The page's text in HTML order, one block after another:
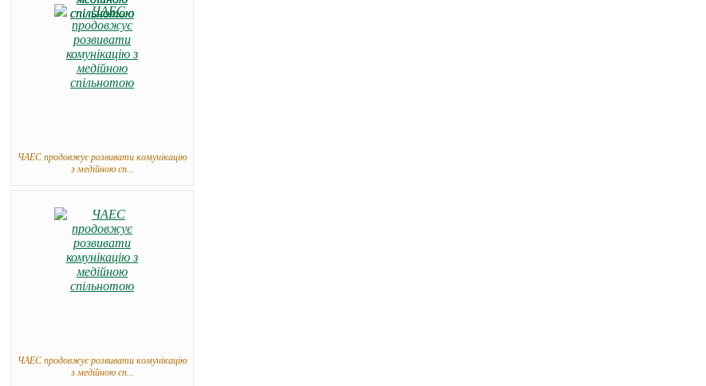
ЧАЕС продовжує розвивати комунікацію
з медійною сп...
ЧАЕС продовжує розвивати комунікацію
з медійною сп...